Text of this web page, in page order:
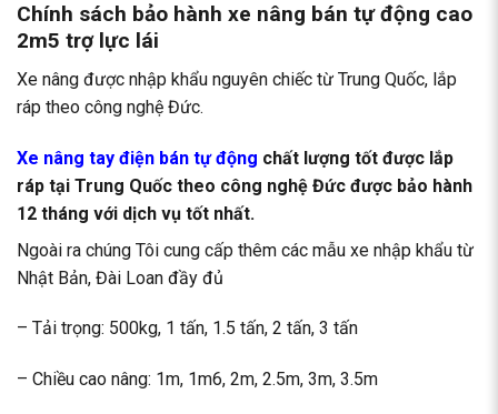
Chính sách bảo hành xe nâng bán tự động cao
2m5 trợ lực lái
Xe nâng được nhập khẩu nguyên chiếc từ Trung Quốc, lắp
ráp theo công nghệ Đức.
Xe nâng tay điện bán tự động chất lượng tốt được lắp
ráp tại Trung Quốc theo công nghệ Đức được bảo hành
12 tháng với dịch vụ tốt nhất.
Ngoài ra chúng Tôi cung cấp thêm các mẫu xe nhập khẩu từ
Nhật Bản, Đài Loan đầy đủ
– Tải trọng: 500kg, 1 tấn, 1.5 tấn, 2 tấn, 3 tấn
– Chiều cao nâng: 1m, 1m6, 2m, 2.5m, 3m, 3.5m